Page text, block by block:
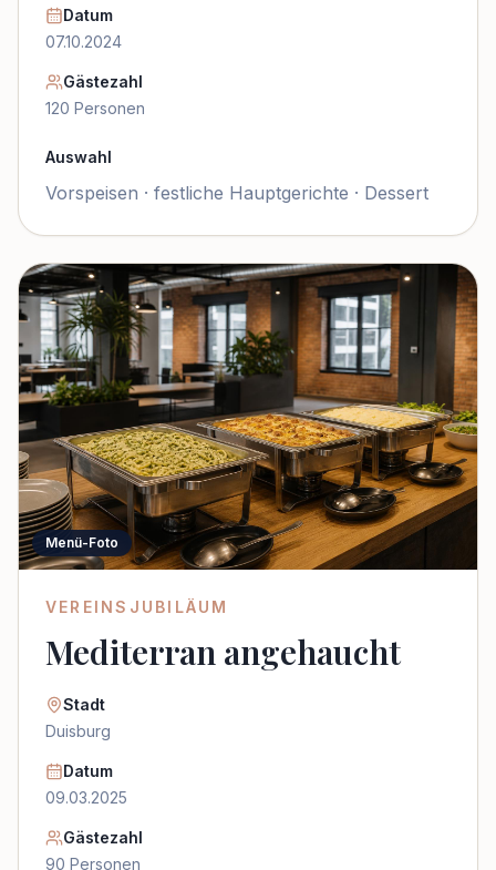
Datum
07.10.2024
Gästezahl
120 Personen
Auswahl
Vorspeisen · festliche Hauptgerichte · Dessert
Menü-Foto
VEREINSJUBILÄUM
Mediterran angehaucht
Stadt
Duisburg
Datum
09.03.2025
Gästezahl
90 Personen